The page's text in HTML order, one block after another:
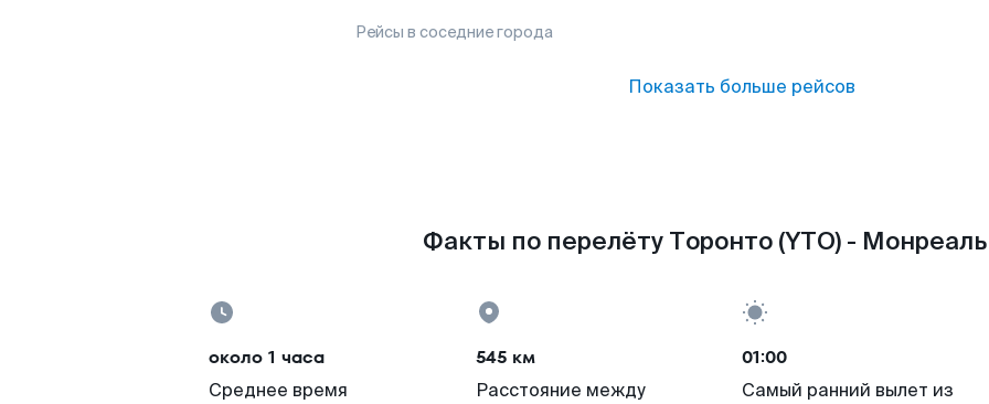
Рейсы в соседние города
Показать больше рейсов
Факты по перелёту Торонто (YTO) - Монреаль
около 1 часа
Среднее время
545 км
Расстояние между
01:00
Самый ранний вылет из